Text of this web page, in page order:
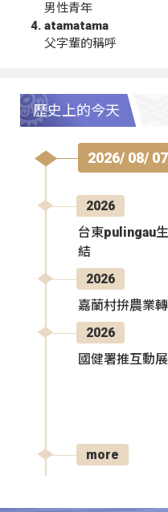
男性青年
atamatama
父字輩的稱呼
歷史上的今天
2026/ 08/ 07
2026
台東pulingau
結
2026
嘉蘭村拚農業
2026
國健署推互動
more